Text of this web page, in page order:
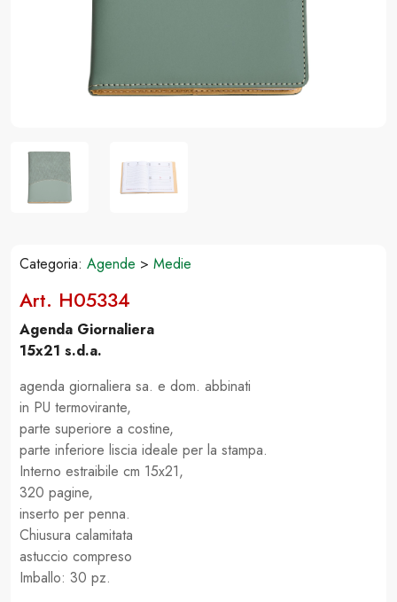
Categoria: Agende > Medie
Art. H05334
Agenda Giornaliera
15x21 s.d.a.
agenda giornaliera sa. e dom. abbinati
in PU termovirante,
parte superiore a costine,
parte inferiore liscia ideale per la stampa.
Interno estraibile cm 15x21,
320 pagine,
inserto per penna.
Chiusura calamitata
astuccio compreso
Imballo: 30 pz.